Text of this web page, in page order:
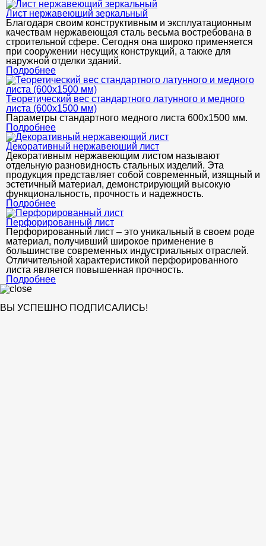
Лист нержавеющий зеркальный
Благодаря своим конструктивным и эксплуатационным
качествам нержавеющая сталь весьма востребована в
строительной сфере. Сегодня она широко применяется
при сооружении несущих конструкций, а также для
наружной отделки зданий.
Подробнее
Теоретический вес стандартного латунного и медного
листа (600х1500 мм)
Параметры стандартного медного листа 600x1500 мм.
Подробнее
Декоративный нержавеющий лист
Декоративным нержавеющим листом называют
отдельную разновидность стальных изделий. Эта
продукция представляет собой современный, изящный и
эстетичный материал, демонстрирующий высокую
функциональность, прочность и надежность.
Подробнее
Перфорированный лист
Перфорированный лист – это уникальный в своем роде
материал, получивший широкое применение в
большинстве современных индустриальных отраслей.
Отличительной характеристикой перфорированного
листа является повышенная прочность.
Подробнее
ВЫ УСПЕШНО ПОДПИСАЛИСЬ!